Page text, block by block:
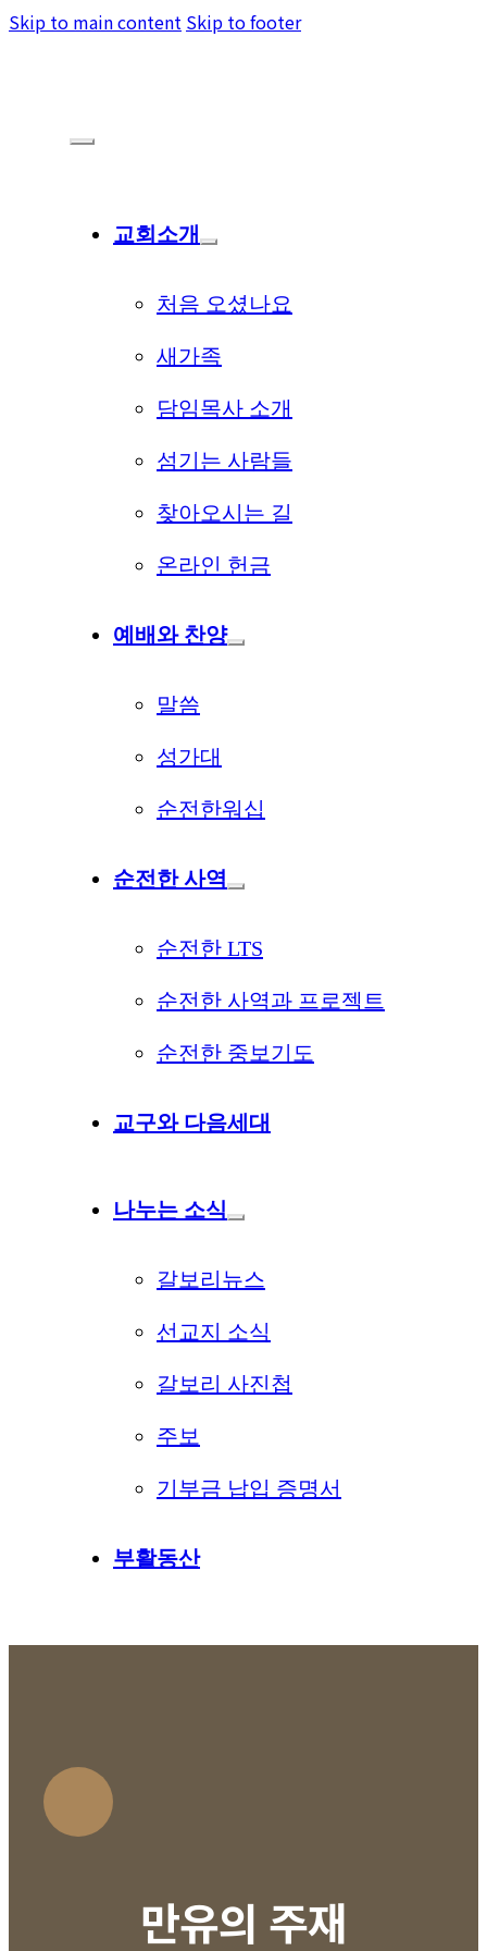
Skip to main content Skip to footer
교회소개
처음 오셨나요
새가족
담임목사 소개
섬기는 사람들
찾아오시는 길
온라인 헌금
예배와 찬양
말씀
성가대
순전한워십
순전한 사역
순전한 LTS
순전한 사역과 프로젝트
순전한 중보기도
교구와 다음세대
나누는 소식
갈보리뉴스
선교지 소식
갈보리 사진첩
주보
기부금 납입 증명서
부활동산
만유의 주재